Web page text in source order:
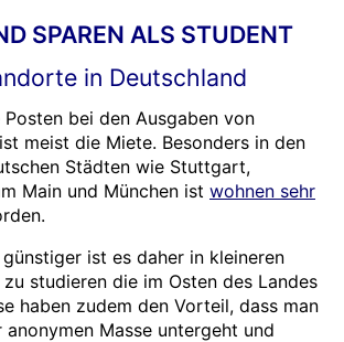
SPAREN ALS STUDENT
in Deutschland
bei den Ausgaben von
meist die Miete. Besonders in den
Städten wie Stuttgart,
Main und München ist wohnen sehr
ist es daher in kleineren
studieren die im Osten des Landes
haben zudem den Vorteil, dass man
anonymen Masse untergeht und